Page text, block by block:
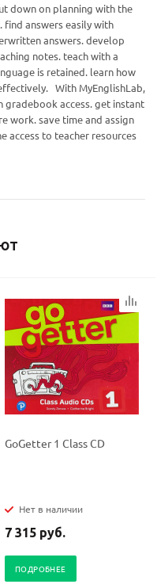
down on planning with the
find answers easily with
answers. develop
notes. teach with a
is retained. learn how
With MyEnglishLab,
gradebook access. get instant
work. save time and assign
access to teacher resources
GoGetter 1 Class CD
Нет в наличии
7 315 руб.
ПОДРОБНЕЕ
политикой
политикой